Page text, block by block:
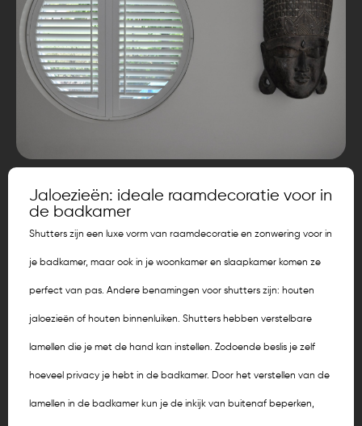
Jaloezieën: ideale raamdecoratie voor in
de badkamer
Shutters zijn een luxe vorm van raamdecoratie en zonwering voor in
je badkamer, maar ook in je woonkamer en slaapkamer komen ze
perfect van pas. Andere benamingen voor shutters zijn: houten
jaloezieën of houten binnenluiken. Shutters hebben verstelbare
lamellen die je met de hand kan instellen. Zodoende beslis je zelf
hoeveel privacy je hebt in de badkamer. Door het verstellen van de
lamellen in de badkamer kun je de inkijk van buitenaf beperken,